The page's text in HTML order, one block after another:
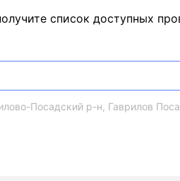
список доступных
Посадский р-н, Гаврилов